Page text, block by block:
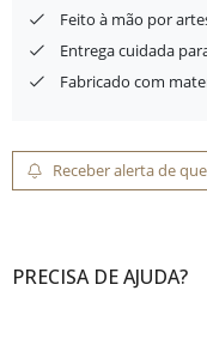
Feito à mão por
Entrega cuidada
Fabricado com
Receber alerta de
PRECISA DE AJUDA?